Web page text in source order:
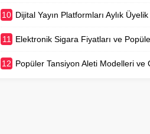
10 Dijital Yayın Platformları Aylık
11 Elektronik Sigara Fiyatları ve Popüler
12 Popüler Tansiyon Aleti Modelleri ve Güncel